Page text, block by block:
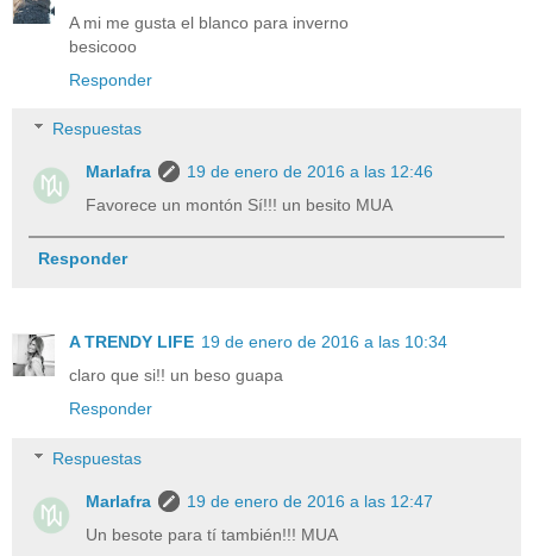
A mi me gusta el blanco para inverno
besicooo
Responder
Respuestas
Marlafra
19 de enero de 2016 a las 12:46
Favorece un montón Sí!!! un besito MUA
Responder
A TRENDY LIFE 19 de enero de 2016 a las 10:34
claro que si!! un beso guapa
Responder
Respuestas
Marlafra
19 de enero de 2016 a las 12:47
Un besote para tí también!!! MUA